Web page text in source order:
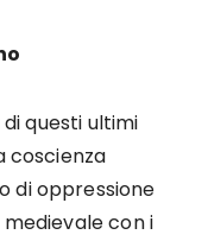
questi ultimi
coscienza
di oppressione
con i